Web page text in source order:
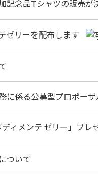
記念品Tシャツの販売が
ゼリーを配布します
に係る公募型プロポー
ィメンテ ゼリー」プ
ついて